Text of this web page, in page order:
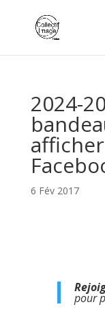
2024-
6 Fév 2017
pour